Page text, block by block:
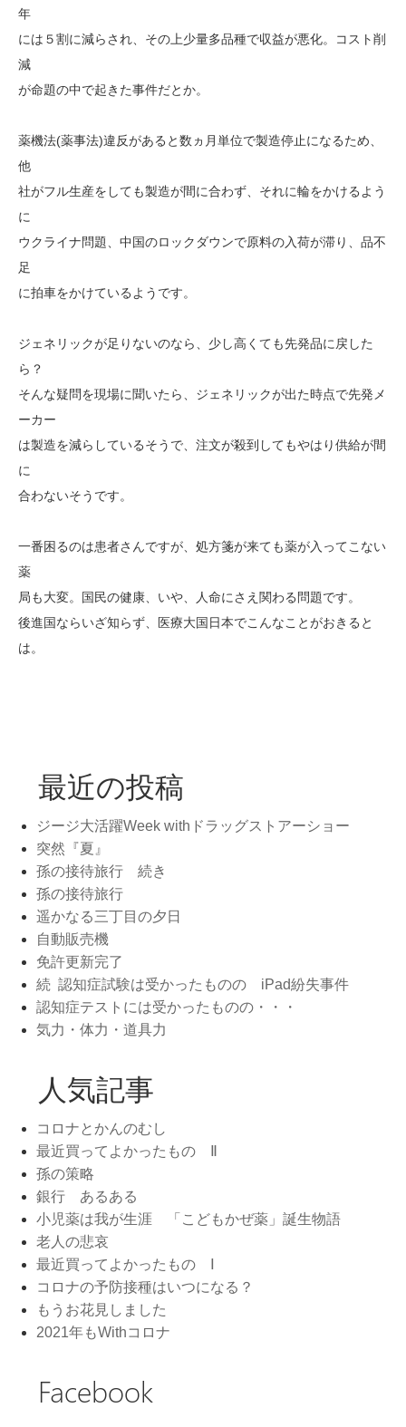
年
には５割に減らされ、その上少量多品種で収益が悪化。コスト削
減
が命題の中で起きた事件だとか。
薬機法(薬事法)違反があると数ヵ月単位で製造停止になるため、
他
社がフル生産をしても製造が間に合わず、それに輪をかけるよう
に
ウクライナ問題、中国のロックダウンで原料の入荷が滞り、品不
足
に拍車をかけているようです。
ジェネリックが足りないのなら、少し高くても先発品に戻した
ら？
そんな疑問を現場に聞いたら、ジェネリックが出た時点で先発メ
ーカー
は製造を減らしているそうで、注文が殺到してもやはり供給が間
に
合わないそうです。
一番困るのは患者さんですが、処方箋が来ても薬が入ってこない
薬
局も大変。国民の健康、いや、人命にさえ関わる問題です。
後進国ならいざ知らず、医療大国日本でこんなことがおきると
は。
最近の投稿
ジージ大活躍Week withドラッグストアーショー
突然『夏』
孫の接待旅行 続き
孫の接待旅行
遥かなる三丁目の夕日
自動販売機
免許更新完了
続 認知症試験は受かったものの iPad紛失事件
認知症テストには受かったものの・・・
気力・体力・道具力
人気記事
コロナとかんのむし
最近買ってよかったもの Ⅱ
孫の策略
銀行 あるある
小児薬は我が生涯 「こどもかぜ薬」誕生物語
老人の悲哀
最近買ってよかったもの Ⅰ
コロナの予防接種はいつになる？
もうお花見しました
2021年もWithコロナ
Facebook